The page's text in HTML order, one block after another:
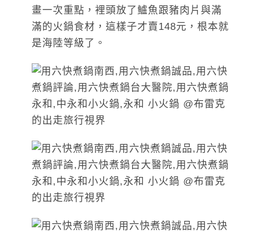
畫一次重點，裡頭放了鱸魚跟豬肉片與滿
滿的火鍋食材，這樣子才賣148元，根本就
是海陸等級了。